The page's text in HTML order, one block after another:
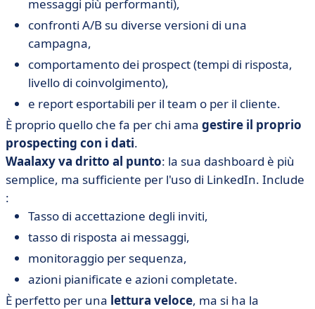
messaggi più performanti),
confronti A/B su diverse versioni di una
campagna,
comportamento dei prospect (tempi di risposta,
livello di coinvolgimento),
e report esportabili per il team o per il cliente.
È proprio quello che fa per chi ama gestire il proprio
prospecting con i dati.
Waalaxyva dritto al punto: la sua dashboard è più
semplice, ma sufficiente per l'uso di LinkedIn. Include
:
Tasso di accettazione degli inviti,
tasso di risposta ai messaggi,
monitoraggio per sequenza,
azioni pianificate e azioni completate.
È perfetto per una lettura veloce, ma si ha la